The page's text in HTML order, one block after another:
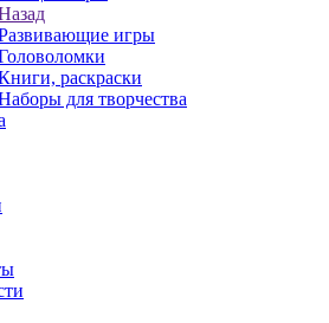
игры
раскраски
для творчества